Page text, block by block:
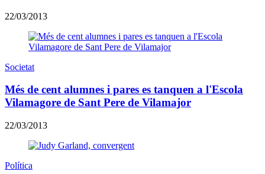
22/03/2013
Societat
Més de cent alumnes i pares es tanquen a l'Escola
Vilamagore de Sant Pere de Vilamajor
22/03/2013
Política